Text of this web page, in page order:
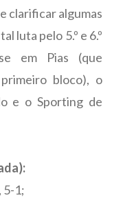
clarificar algumas
luta pelo 5.º e 6.º
em Pias (que
bloco), o
e o Sporting de
5-1;